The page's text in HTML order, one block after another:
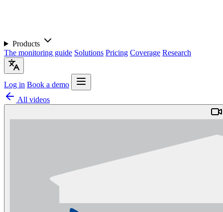
Products
The monitoring guide Solutions Pricing Coverage Research
Log in Book a demo
All videos